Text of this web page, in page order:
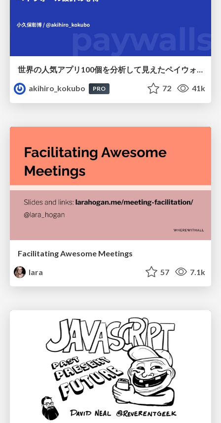
世界の人気アプリ100個を分析して見えたペイウォール設計の心得
akihiro_kokubo
PRO 72 41k
Facilitating Awesome Meetings
lara
57 7.1k